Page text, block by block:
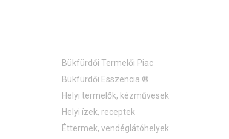
Bükfürdői Termelői Piac
Bükfürdői Esszencia ®
Helyi termelők, kézművesek
Helyi ízek, receptek
Éttermek, vendéglátóhelyek